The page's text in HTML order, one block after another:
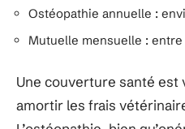
Ostéopathie annuelle :
Mutuelle mensuelle : entre
Une couverture santé
amortir les frais